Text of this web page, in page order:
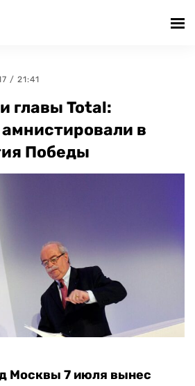
/ 21:41
главы Total:
в
Победы
Москвы 7 июля вынес